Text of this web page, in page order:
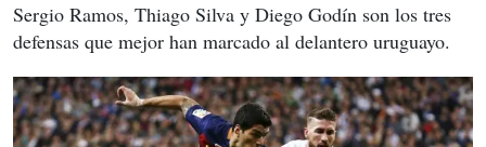
Sergio Ramos, Thiago Silva y Diego Godín son los tres
defensas que mejor han marcado al delantero uruguayo.